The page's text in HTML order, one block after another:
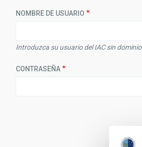
la
NOMBRE DE USUARIO
Introduzca su usuario del IAC sin dominio
CONTRASEÑA